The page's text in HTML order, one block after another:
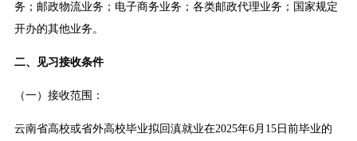
务；邮政物流业务；电子商务业务；各类邮政代理业务；国家规定
开办的其他业务。
二、见习接收条件
（一）接收范围：
云南省高校或省外高校毕业拟回滇就业在2025年6月15日前毕业的